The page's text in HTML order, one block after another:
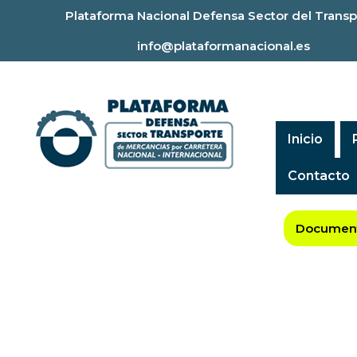
Plataforma Nacional Defensa Sector del
info@plataformanacional.es
Inicio
Contacto